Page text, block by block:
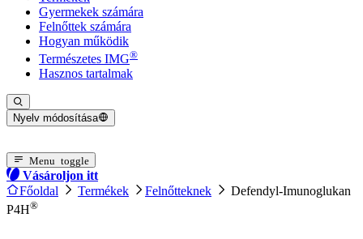
Gyermekek számára
Felnőttek számára
Hogyan működik
Természetes IMG®
Hasznos tartalmak
Nyelv módosítása
Menu toggle
Vásároljon itt
Főoldal Termékek Felnőtteknek
Defendyl-Imunoglukan
P4H®